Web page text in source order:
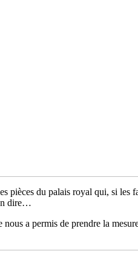
pièces du palais royal qui, si les
dire…
a permis de prendre la